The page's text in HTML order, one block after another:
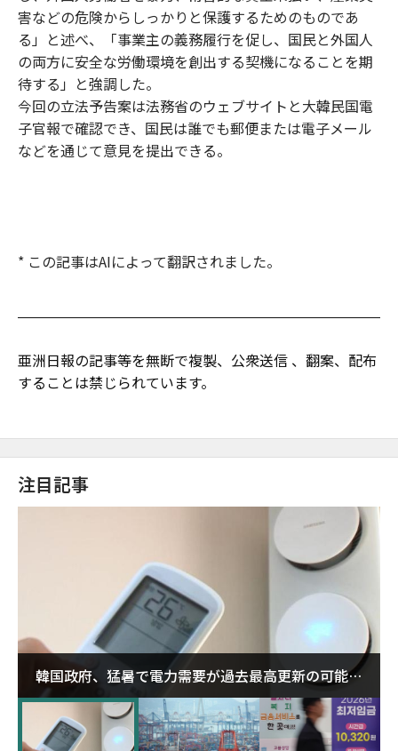
害などの危険からしっかりと保護するためのものであ
る」と述べ、「事業主の義務履行を促し、国民と外国人
の両方に安全な労働環境を創出する契機になることを期
待する」と強調した。
今回の立法予告案は法務省のウェブサイトと大韓民国電
子官報で確認でき、国民は誰でも郵便または電子メール
などを通じて意見を提出できる。
* この記事はAIによって翻訳されました。
亜洲日報の記事等を無断で複製、公衆送信 、翻案、配布
することは禁じられています。
注目記事
韓国政府、猛暑で電力需要が過去最高更新の可能性
に需給対応体制を点検